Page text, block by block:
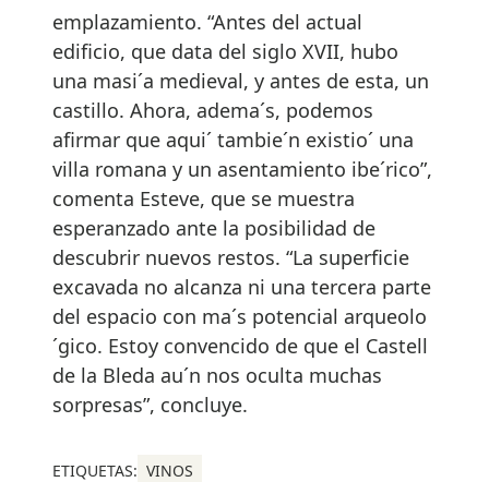
emplazamiento. “Antes del actual
edificio, que data del siglo XVII, hubo
una masi´a medieval, y antes de esta, un
castillo. Ahora, adema´s, podemos
afirmar que aqui´ tambie´n existio´ una
villa romana y un asentamiento ibe´rico”,
comenta Esteve, que se muestra
esperanzado ante la posibilidad de
descubrir nuevos restos. “La superficie
excavada no alcanza ni una tercera parte
del espacio con ma´s potencial arqueolo
´gico. Estoy convencido de que el Castell
de la Bleda au´n nos oculta muchas
sorpresas”, concluye.
ETIQUETAS: VINOS